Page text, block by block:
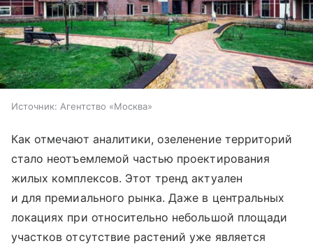
Источник: Агентство «Москва»
Как отмечают аналитики, озеленение территорий
стало неотъемлемой частью проектирования
жилых комплексов. Этот тренд актуален
и для премиального рынка. Даже в центральных
локациях при относительно небольшой площади
участков отсутствие растений уже является